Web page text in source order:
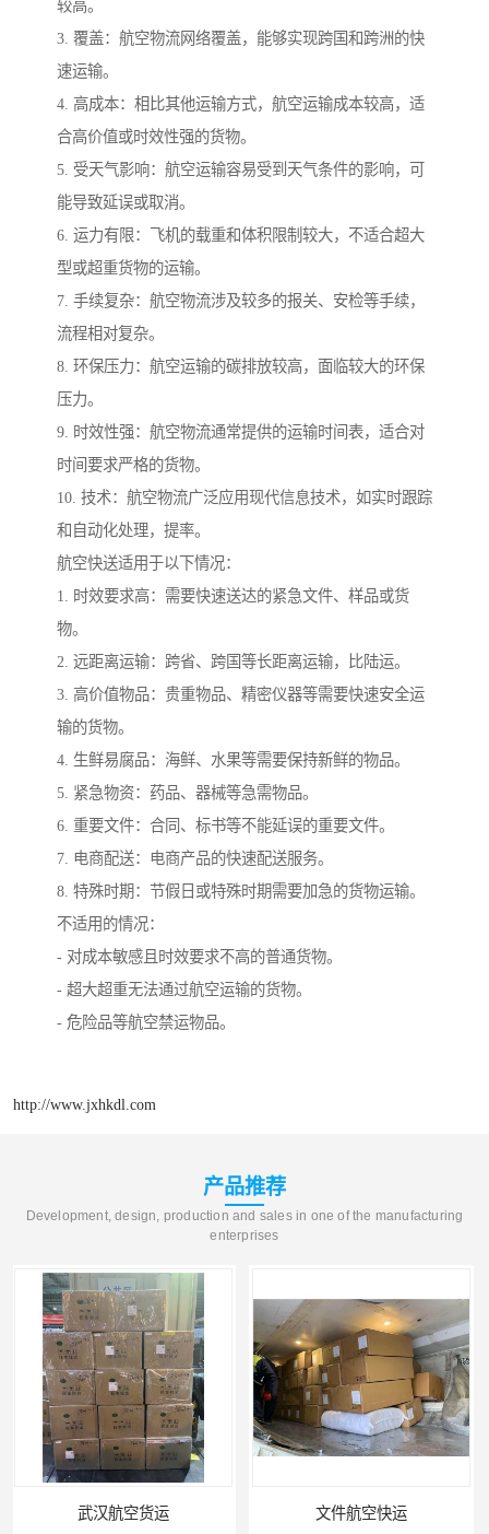
较高。
3. 覆盖：航空物流网络覆盖，能够实现跨国和跨洲的快
速运输。
4. 高成本：相比其他运输方式，航空运输成本较高，适
合高价值或时效性强的货物。
5. 受天气影响：航空运输容易受到天气条件的影响，可
能导致延误或取消。
6. 运力有限：飞机的载重和体积限制较大，不适合超大
型或超重货物的运输。
7. 手续复杂：航空物流涉及较多的报关、安检等手续，
流程相对复杂。
8. 环保压力：航空运输的碳排放较高，面临较大的环保
压力。
9. 时效性强：航空物流通常提供的运输时间表，适合对
时间要求严格的货物。
10. 技术：航空物流广泛应用现代信息技术，如实时跟踪
和自动化处理，提率。
航空快送适用于以下情况：
1. 时效要求高：需要快速送达的紧急文件、样品或货
物。
2. 远距离运输：跨省、跨国等长距离运输，比陆运。
3. 高价值物品：贵重物品、精密仪器等需要快速安全运
输的货物。
4. 生鲜易腐品：海鲜、水果等需要保持新鲜的物品。
5. 紧急物资：药品、器械等急需物品。
6. 重要文件：合同、标书等不能延误的重要文件。
7. 电商配送：电商产品的快速配送服务。
8. 特殊时期：节假日或特殊时期需要加急的货物运输。
不适用的情况：
- 对成本敏感且时效要求不高的普通货物。
- 超大超重无法通过航空运输的货物。
- 危险品等航空禁运物品。
http://www.jxhkdl.com
产品推荐
Development, design, production and sales in one of the manufacturing
enterprises
文件航空快运 专业空运公司